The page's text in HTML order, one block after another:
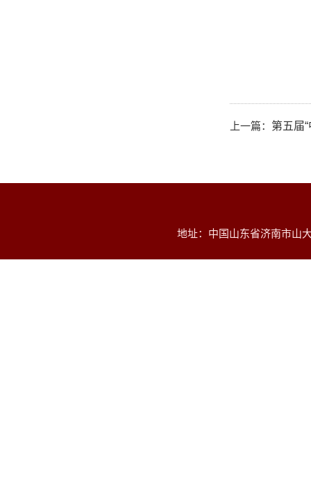
上一篇： 第五届
地址：中国山东省济南市山